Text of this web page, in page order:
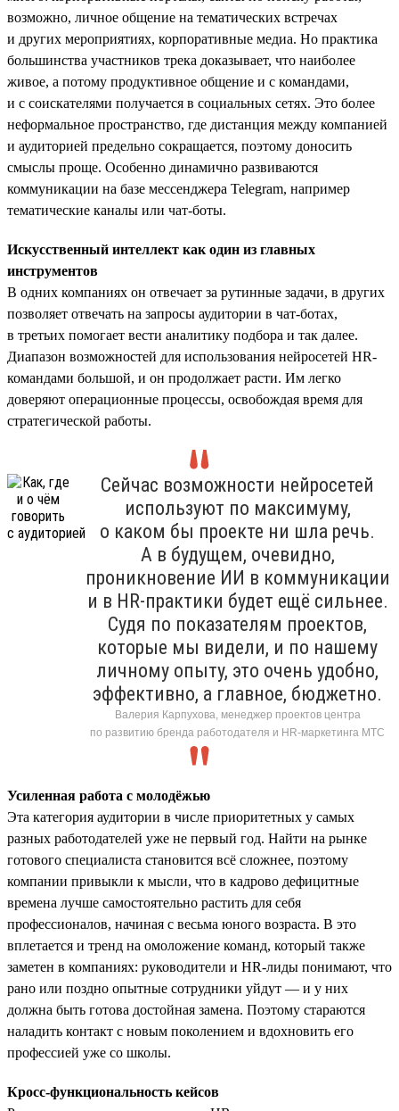
возможно, личное общение на тематических встречах
и других мероприятиях, корпоративные медиа. Но практика
большинства участников трека доказывает, что наиболее
живое, а потому продуктивное общение и с командами,
и с соискателями получается в социальных сетях. Это более
неформальное пространство, где дистанция между компанией
и аудиторией предельно сокращается, поэтому доносить
смыслы проще. Особенно динамично развиваются
коммуникации на базе мессенджера Telegram, например
тематические каналы или чат-боты.
Искусственный интеллект как один из главных
инструментов
В одних компаниях он отвечает за рутинные задачи, в других
позволяет отвечать на запросы аудитории в чат-ботах,
в третьих помогает вести аналитику подбора и так далее.
Диапазон возможностей для использования нейросетей HR-
командами большой, и он продолжает расти. Им легко
доверяют операционные процессы, освобождая время для
стратегической работы.
Сейчас возможности нейросетей
используют по максимуму,
о каком бы проекте ни шла речь.
А в будущем, очевидно,
проникновение ИИ в коммуникации
и в HR-практики будет ещё сильнее.
Судя по показателям проектов,
которые мы видели, и по нашему
личному опыту, это очень удобно,
эффективно, а главное, бюджетно.
Валерия Карпухова, менеджер проектов центра
по развитию бренда работодателя и HR-маркетинга МТС
Усиленная работа с молодёжью
Эта категория аудитории в числе приоритетных у самых
разных работодателей уже не первый год. Найти на рынке
готового специалиста становится всё сложнее, поэтому
компании привыкли к мысли, что в кадрово дефицитные
времена лучше самостоятельно растить для себя
профессионалов, начиная с весьма юного возраста. В это
вплетается и тренд на омоложение команд, который также
заметен в компаниях: руководители и HR-лиды понимают, что
рано или поздно опытные сотрудники уйдут — и у них
должна быть готова достойная замена. Поэтому стараются
наладить контакт с новым поколением и вдохновить его
профессией уже со школы.
Кросс-функциональность кейсов